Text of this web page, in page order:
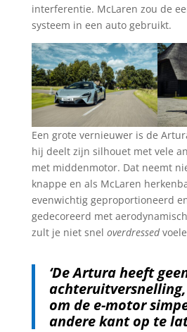
interferentie. McLaren zou de
systeem in een auto gebruikt.
Een grote vernieuwer is de
hij deelt zijn silhouet met vele
met middenmotor. Dat neemt
knappe en als McLaren
evenwichtig geproportioneerd
gedecoreerd met
zult je niet snel overdressed
‘De Artura heeft
om de e-motor
andere kant op te